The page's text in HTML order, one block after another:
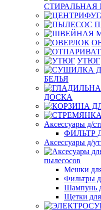
УТЮГ
БЕЛЬЯ
ДОСКА
Аксессуары д/
ФИЛЬТР
Аксессуары д/
пылесосов
Мешки
Фильтры
Шампунь
Щетки